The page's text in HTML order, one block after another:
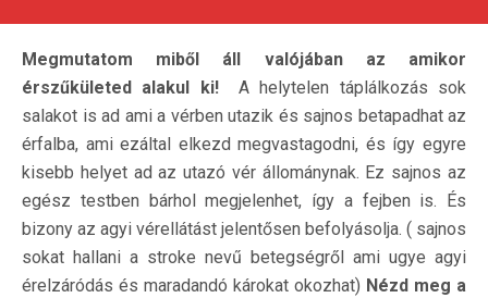
Megmutatom miből áll valójában az amikor
érszűkületed alakul ki!A helytelen táplálkozás sok
salakot is ad ami a vérben utazik és sajnos betapadhat az
érfalba, ami ezáltal elkezd megvastagodni, és így egyre
kisebb helyet ad az utazó vér állománynak. Ez sajnos az
egész testben bárhol megjelenhet, így a fejben is. És
bizony az agyi vérellátást jelentősen befolyásolja. ( sajnos
sokat hallani a stroke nevű betegségről ami ugye agyi
érelzáródás és maradandó károkat okozhat) Nézd meg a